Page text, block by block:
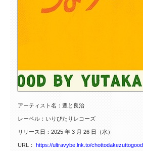
アーティスト名：豊と良治
レーベル：いりびたりレコーズ
リリース日：2025 年 3 月 26 日（水）
URL： https://ultravybe.lnk.to/chottodakezuttogood